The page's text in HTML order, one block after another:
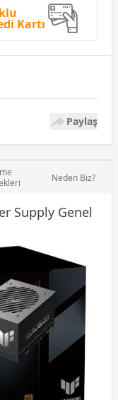
Kartı
Paylaş
Neden Biz?
Supply Genel